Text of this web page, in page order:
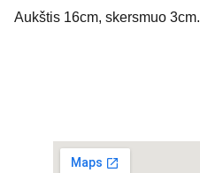
Aukštis 16cm, skersmuo 3cm.